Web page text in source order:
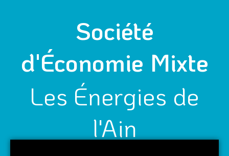
Société
d'Économie Mixte
Les Énergies de
l'Ain